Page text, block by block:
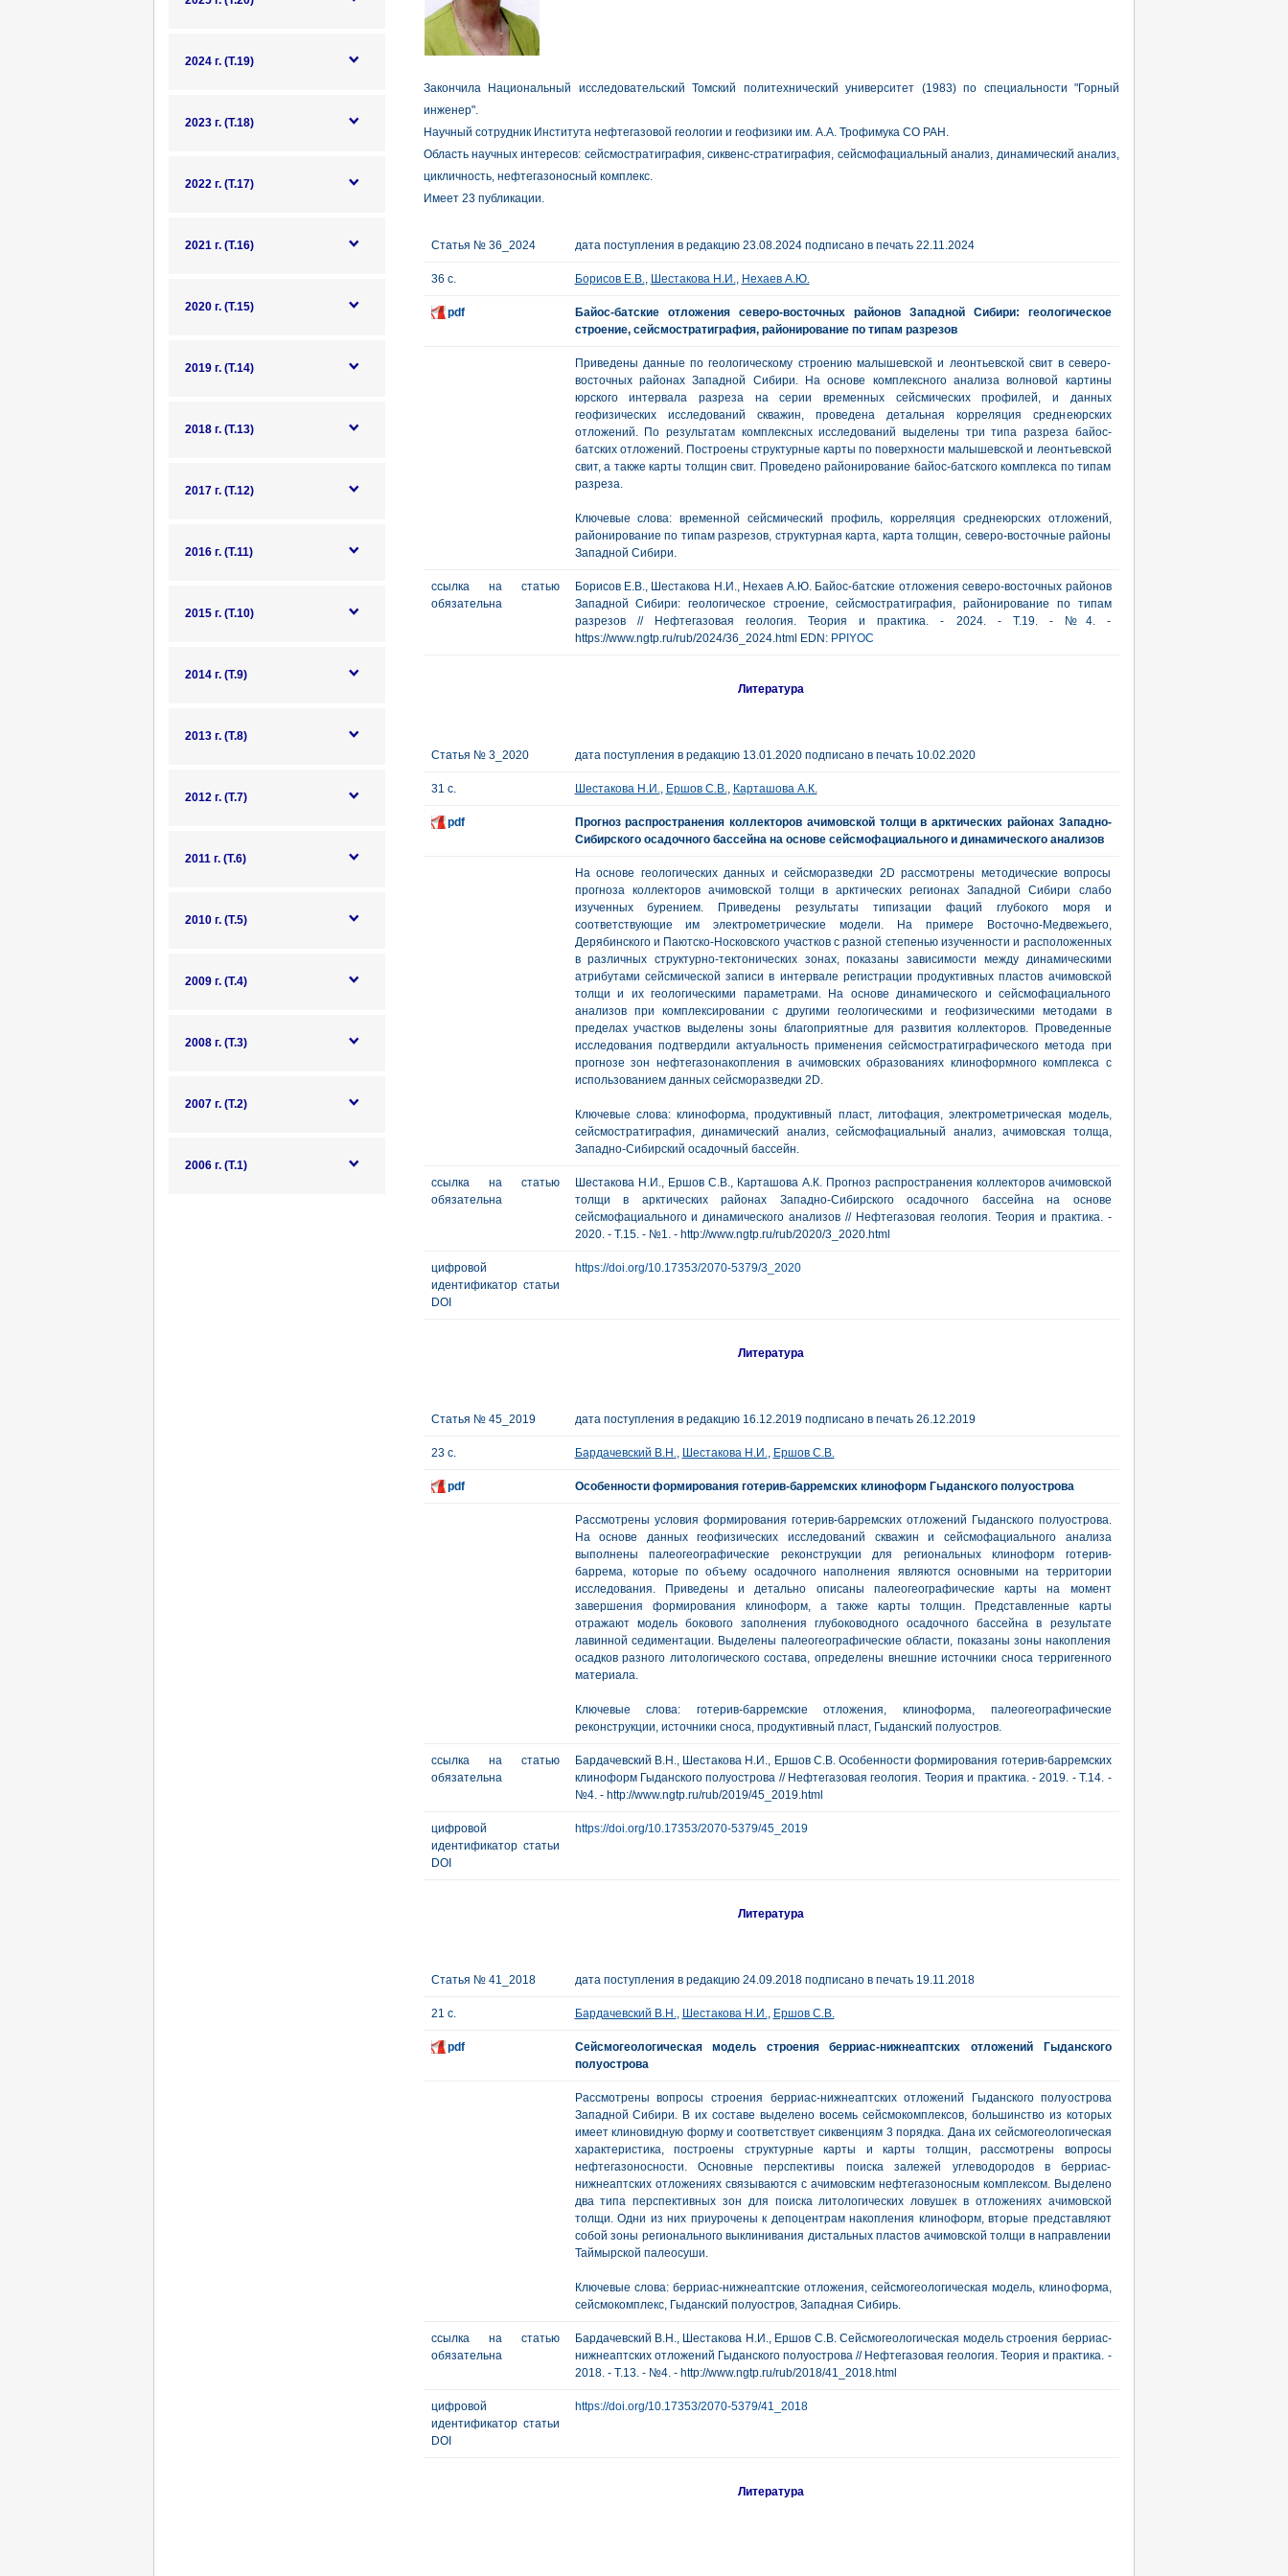
2024 г. (Т.19)
2023 г. (Т.18)
2022 г. (Т.17)
2021 г. (Т.16)
2020 г. (Т.15)
2019 г. (Т.14)
2018 г. (Т.13)
2017 г. (Т.12)
2016 г. (Т.11)
2015 г. (Т.10)
2014 г. (Т.9)
2013 г. (Т.8)
2012 г. (Т.7)
2011 г. (Т.6)
2010 г. (Т.5)
2009 г. (Т.4)
2008 г. (Т.3)
2007 г. (Т.2)
2006 г. (Т.1)
Закончила Национальный исследовательский Томский политехнический университет (1983) по специальности "Горный
инженер".
Научный сотрудник Института нефтегазовой геологии и геофизики им. А.А. Трофимука СО РАН.
Область научных интересов: сейсмостратиграфия, сиквенс-стратиграфия, сейсмофациальный анализ, динамический анализ,
цикличность, нефтегазоносный комплекс.
Имеет 23 публикации.
Статья № 36_2024 дата поступления в редакцию 23.08.2024 подписано в печать 22.11.2024
36 с. Борисов Е.В., Шестакова Н.И., Нехаев А.Ю.
pdf
Байос-батские отложения северо-восточных районов Западной Сибири: геологическое
строение, сейсмостратиграфия, районирование по типам разрезов
Приведены данные по геологическому строению малышевской и леонтьевской свит в северо-
восточных районах Западной Сибири. На основе комплексного анализа волновой картины
юрского интервала разреза на серии временных сейсмических профилей, и данных
геофизических исследований скважин, проведена детальная корреляция среднеюрских
отложений. По результатам комплексных исследований выделены три типа разреза байос-
батских отложений. Построены структурные карты по поверхности малышевской и леонтьевской
свит, а также карты толщин свит. Проведено районирование байос-батского комплекса по типам
разреза.
Ключевые слова: временной сейсмический профиль, корреляция среднеюрских отложений,
районирование по типам разрезов, структурная карта, карта толщин, северо-восточные районы
Западной Сибири.
ссылка на статью
обязательна
Борисов Е.В., Шестакова Н.И., Нехаев А.Ю. Байос-батские отложения северо-восточных районов
Западной Сибири: геологическое строение, сейсмостратиграфия, районирование по типам
разрезов // Нефтегазовая геология. Теория и практика. - 2024. - Т.19. - №4. -
https://www.ngtp.ru/rub/2024/36_2024.html EDN: PPIYOC
Литература
Статья № 3_2020 дата поступления в редакцию 13.01.2020 подписано в печать 10.02.2020
31 с. Шестакова Н.И., Ершов С.В., Карташова А.К.
pdf
Прогноз распространения коллекторов ачимовской толщи в арктических районах Западно-
Сибирского осадочного бассейна на основе сейсмофациального и динамического анализов
На основе геологических данных и сейсморазведки 2D рассмотрены методические вопросы
прогноза коллекторов ачимовской толщи в арктических регионах Западной Сибири слабо
изученных бурением. Приведены результаты типизации фаций глубокого моря и
соответствующие им электрометрические модели. На примере Восточно-Медвежьего,
Дерябинского и Паютско-Носковского участков с разной степенью изученности и расположенных
в различных структурно-тектонических зонах, показаны зависимости между динамическими
атрибутами сейсмической записи в интервале регистрации продуктивных пластов ачимовской
толщи и их геологическими параметрами. На основе динамического и сейсмофациального
анализов при комплексировании с другими геологическими и геофизическими методами в
пределах участков выделены зоны благоприятные для развития коллекторов. Проведенные
исследования подтвердили актуальность применения сейсмостратиграфического метода при
прогнозе зон нефтегазонакопления в ачимовских образованиях клиноформного комплекса с
использованием данных сейсморазведки 2D.
Ключевые слова: клиноформа, продуктивный пласт, литофация, электрометрическая модель,
сейсмостратиграфия, динамический анализ, сейсмофациальный анализ, ачимовская толща,
Западно-Сибирский осадочный бассейн.
ссылка на статью
обязательна
Шестакова Н.И., Ершов С.В., Карташова А.К. Прогноз распространения коллекторов ачимовской
толщи в арктических районах Западно-Сибирского осадочного бассейна на основе
сейсмофациального и динамического анализов // Нефтегазовая геология. Теория и практика. -
2020. - Т.15. - №1. - http://www.ngtp.ru/rub/2020/3_2020.html
цифровой
идентификатор статьи
DOI
https://doi.org/10.17353/2070-5379/3_2020
Литература
Статья № 45_2019 дата поступления в редакцию 16.12.2019 подписано в печать 26.12.2019
23 с. Бардачевский В.Н., Шестакова Н.И., Ершов С.В.
pdf Особенности формирования готерив-барремских клиноформ Гыданского полуострова
Рассмотрены условия формирования готерив-барремских отложений Гыданского полуострова.
На основе данных геофизических исследований скважин и сейсмофациального анализа
выполнены палеогеографические реконструкции для региональных клиноформ готерив-
баррема, которые по объему осадочного наполнения являются основными на территории
исследования. Приведены и детально описаны палеогеографические карты на момент
завершения формирования клиноформ, а также карты толщин. Представленные карты
отражают модель бокового заполнения глубоководного осадочного бассейна в результате
лавинной седиментации. Выделены палеогеографические области, показаны зоны накопления
осадков разного литологического состава, определены внешние источники сноса терригенного
материала.
Ключевые слова: готерив-барремские отложения, клиноформа, палеогеографические
реконструкции, источники сноса, продуктивный пласт, Гыданский полуостров.
ссылка на статью
обязательна
Бардачевский В.Н., Шестакова Н.И., Ершов С.В. Особенности формирования готерив-барремских
клиноформ Гыданского полуострова // Нефтегазовая геология. Теория и практика. - 2019. - Т.14. -
№4. - http://www.ngtp.ru/rub/2019/45_2019.html
цифровой
идентификатор статьи
DOI
https://doi.org/10.17353/2070-5379/45_2019
Литература
Статья № 41_2018 дата поступления в редакцию 24.09.2018 подписано в печать 19.11.2018
21 с. Бардачевский В.Н., Шестакова Н.И., Ершов С.В.
pdf
Сейсмогеологическая модель строения берриас-нижнеаптских отложений Гыданского
полуострова
Рассмотрены вопросы строения берриас-нижнеаптских отложений Гыданского полуострова
Западной Сибири. В их составе выделено восемь сейсмокомплексов, большинство из которых
имеет клиновидную форму и соответствует сиквенциям 3 порядка. Дана их сейсмогеологическая
характеристика, построены структурные карты и карты толщин, рассмотрены вопросы
нефтегазоносности. Основные перспективы поиска залежей углеводородов в берриас-
нижнеаптских отложениях связываются с ачимовским нефтегазоносным комплексом. Выделено
два типа перспективных зон для поиска литологических ловушек в отложениях ачимовской
толщи. Одни из них приурочены к депоцентрам накопления клиноформ, вторые представляют
собой зоны регионального выклинивания дистальных пластов ачимовской толщи в направлении
Таймырской палеосуши.
Ключевые слова: берриас-нижнеаптские отложения, сейсмогеологическая модель, клиноформа,
сейсмокомплекс, Гыданский полуостров, Западная Сибирь.
ссылка на статью
обязательна
Бардачевский В.Н., Шестакова Н.И., Ершов С.В. Сейсмогеологическая модель строения берриас-
нижнеаптских отложений Гыданского полуострова // Нефтегазовая геология. Теория и практика. -
2018. - Т.13. - №4. - http://www.ngtp.ru/rub/2018/41_2018.html
цифровой
идентификатор статьи
DOI
https://doi.org/10.17353/2070-5379/41_2018
Литература